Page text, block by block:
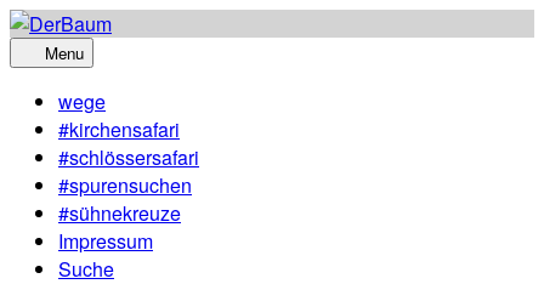
Skip
to
Menu
wege
#kirchensafari
#schlössersafari
#spurensuchen
#sühnekreuze
Impressum
Suche